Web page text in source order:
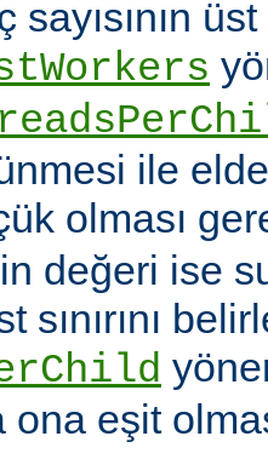
üst
ile
olması
değeri ise
sınırını
ona eşit